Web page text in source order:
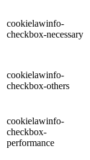
cookielawinfo-
checkbox-necessary
cookielawinfo-
checkbox-others
cookielawinfo-
checkbox-
performance